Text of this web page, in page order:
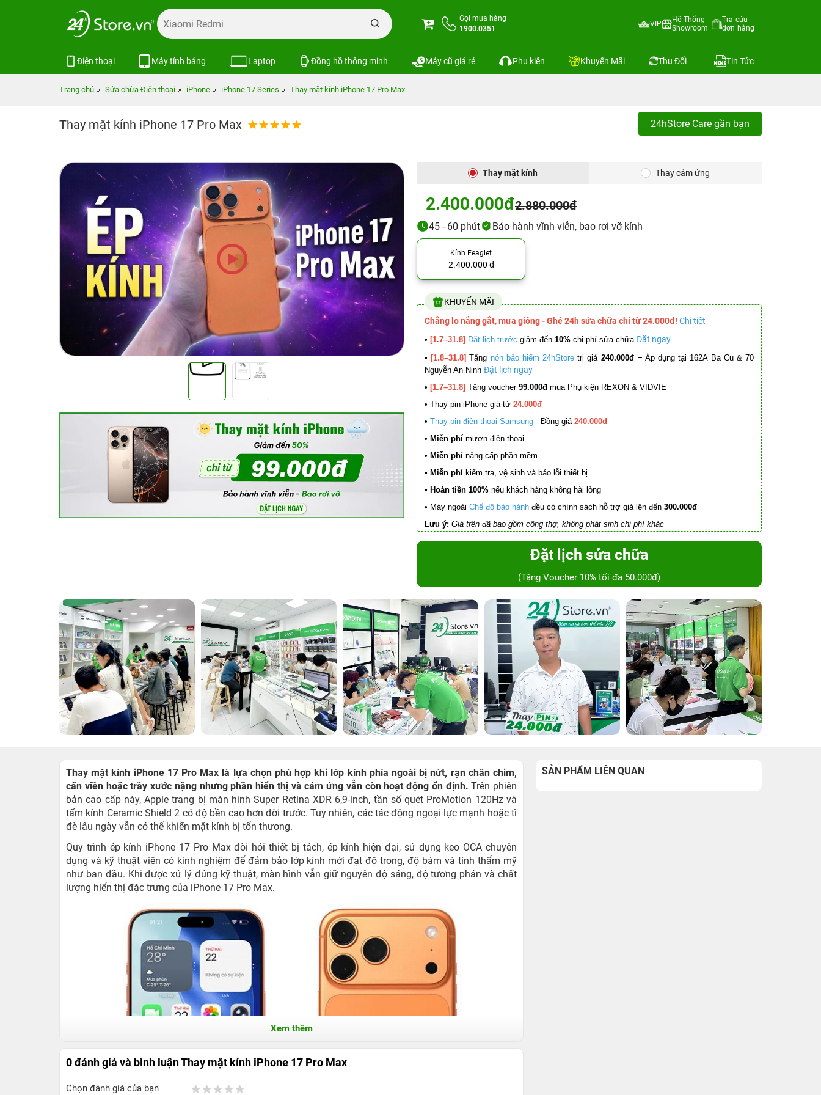
Gọi mua hàng
1900.0351
VIP
Hệ Thống
Showroom
Tra cứu
đơn hàng
Điện thoại Máy tính bảng Laptop Đồng hồ thông minh Máy cũ giá rẻ Phụ kiện Khuyến Mãi Thu Đổi Tin Tức
Trang chủ Sửa chữa Điện thoại iPhone iPhone 17 Series Thay mặt kính iPhone 17 Pro Max
Thay mặt kính iPhone 17 Pro Max 24hStore Care gần bạn
Thay mặt kính Thay cảm ứng
2.400.000đ2.880.000đ
45 - 60 phút Bảo hành vĩnh viễn, bao rơi vỡ kính
Kính Feaglet
2.400.000 đ
KHUYẾN MÃI
Chẳng lo nắng gắt, mưa giông - Ghé 24h sửa chữa chỉ từ 24.000đ! Chi tiết
• [1.7–31.8] Đặt lịch trước giảm đến 10% chi phí sửa chữa Đặt ngay
• [1.8–31.8] Tặng nón bảo hiểm 24hStore trị giá 240.000đ – Áp dụng tại 162A Ba Cu & 70
Nguyễn An Ninh Đặt lịch ngay
• [1.7–31.8] Tặng voucher 99.000đ mua Phụ kiện REXON & VIDVIE
• Thay pin iPhone giá từ 24.000đ
• Thay pin điện thoại Samsung - Đồng giá 240.000đ
• Miễn phí mượn điện thoại
• Miễn phí nâng cấp phần mềm
• Miễn phí kiểm tra, vệ sinh và báo lỗi thiết bị
• Hoàn tiền 100% nếu khách hàng không hài lòng
• Máy ngoài Chế độ bảo hành đều có chính sách hỗ trợ giá lên đến 300.000đ
Lưu ý: Giá trên đã bao gồm công thợ, không phát sinh chi phí khác
Đặt lịch sửa chữa
(Tặng Voucher 10% tối đa 50.000đ)
Thay mặt kính iPhone 17 Pro Max là lựa chọn phù hợp khi lớp kính phía ngoài bị nứt, rạn chân chim,
cấn viền hoặc trầy xước nặng nhưng phần hiển thị và cảm ứng vẫn còn hoạt động ổn định. Trên phiên
bản cao cấp này, Apple trang bị màn hình Super Retina XDR 6,9-inch, tần số quét ProMotion 120Hz và
tấm kính Ceramic Shield 2 có độ bền cao hơn đời trước. Tuy nhiên, các tác động ngoại lực mạnh hoặc tì
đè lâu ngày vẫn có thể khiến mặt kính bị tổn thương.
Quy trình ép kính iPhone 17 Pro Max đòi hỏi thiết bị tách, ép kính hiện đại, sử dụng keo OCA chuyên
dụng và kỹ thuật viên có kinh nghiệm để đảm bảo lớp kính mới đạt độ trong, độ bám và tính thẩm mỹ
như ban đầu. Khi được xử lý đúng kỹ thuật, màn hình vẫn giữ nguyên độ sáng, độ tương phản và chất
lượng hiển thị đặc trưng của iPhone 17 Pro Max.
Xem thêm
0 đánh giá và bình luậnThay mặt kính iPhone 17 Pro Max
Chọn đánh giá của bạn
SẢN PHẨM LIÊN QUAN